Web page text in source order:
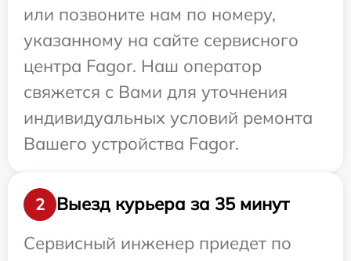
или позвоните нам по номеру,
указанному на сайте сервисного
центра Fagor. Наш оператор
свяжется с Вами для уточнения
индивидуальных условий ремонта
Вашего устройства Fagor.
2
Выезд курьера за 35 минут
Сервисный инженер приедет по